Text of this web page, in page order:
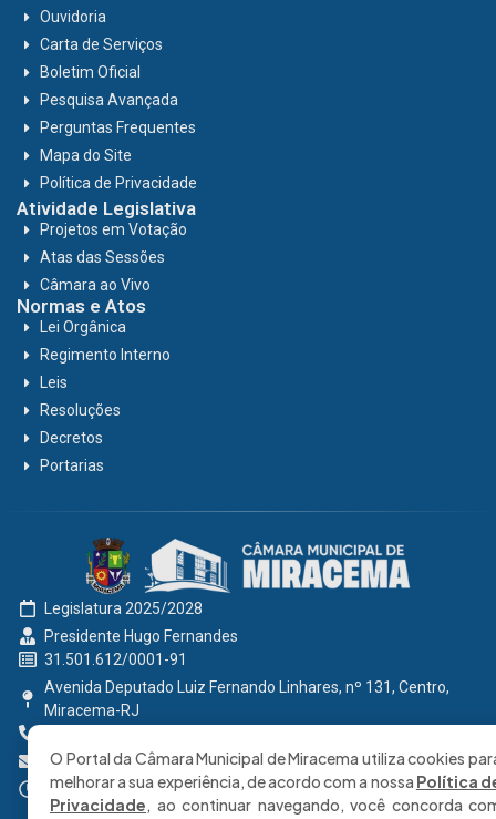
Ouvidoria
Carta de Serviços
Boletim Oficial
Pesquisa Avançada
Perguntas Frequentes
Mapa do Site
Política de Privacidade
Atividade Legislativa
Projetos em Votação
Atas das Sessões
Câmara ao Vivo
Normas e Atos
Lei Orgânica
Regimento Interno
Leis
Resoluções
Decretos
Portarias
Legislatura 2025/2028
Presidente Hugo Fernandes
31.501.612/0001-91
Avenida Deputado Luiz Fernando Linhares, nº 131, Centro,
Miracema-RJ
secretaria@cmmiracema.rj.gov.br
Segunda à Sexta: 08:00 às 17:00 hrs
O Portal da Câmara Municipal de Miracema utiliza cookies
melhorar a sua experiência, de acordo com a nossa Política
Privacidade, ao continuar navegando, você concorda